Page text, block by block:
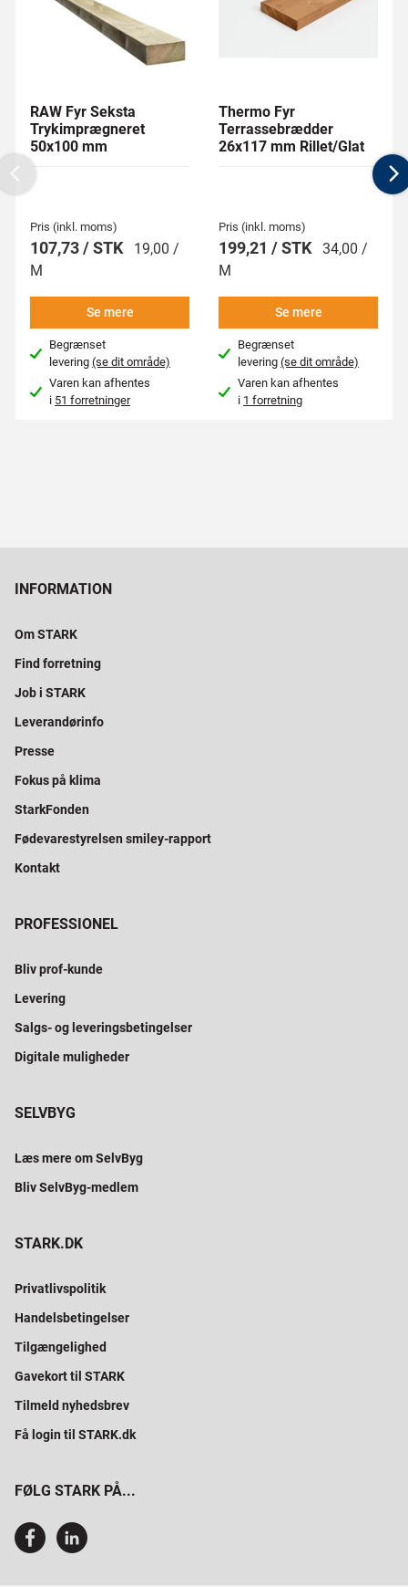
RAW Fyr Seksta
Trykimprægneret
50x100 mm
Pris (inkl. moms)
107,73 / STK
19,00 /
M
Se mere
Begrænset
levering(se dit område)
Varen kan afhentes
i 51 forretninger
Thermo Fyr
Terrassebrædder
26x117 mm Rillet/Glat
Pris (inkl. moms)
199,21 / STK 34,00 /
M
Se mere
Begrænset
levering(se dit område)
Varen kan afhentes
i 1 forretning
Previous
INFORMATION
Om STARK
Find forretning
Job i STARK
Leverandørinfo
Presse
Fokus på klima
StarkFonden
Fødevarestyrelsen smiley-rapport
Kontakt
PROFESSIONEL
Bliv prof-kunde
Levering
Salgs- og leveringsbetingelser
Digitale muligheder
SELVBYG
Læs mere om SelvByg
Bliv SelvByg-medlem
STARK.DK
Privatlivspolitik
Handelsbetingelser
Tilgængelighed
Gavekort til STARK
Tilmeld nyhedsbrev
Få login til STARK.dk
FØLG STARK PÅ...